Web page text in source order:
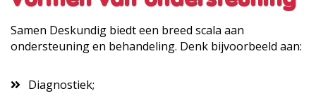
Samen Deskundig biedt een breed scala aan
ondersteuning en behandeling. Denk bijvoorbeeld aan:
Diagnostiek;